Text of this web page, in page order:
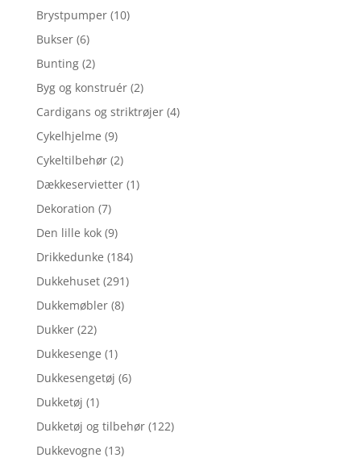
Brystpumper (10)
Bukser (6)
Bunting (2)
Byg og konstruér (2)
Cardigans og striktrøjer (4)
Cykelhjelme (9)
Cykeltilbehør (2)
Dækkeservietter (1)
Dekoration (7)
Den lille kok (9)
Drikkedunke (184)
Dukkehuset (291)
Dukkemøbler (8)
Dukker (22)
Dukkesenge (1)
Dukkesengetøj (6)
Dukketøj (1)
Dukketøj og tilbehør (122)
Dukkevogne (13)